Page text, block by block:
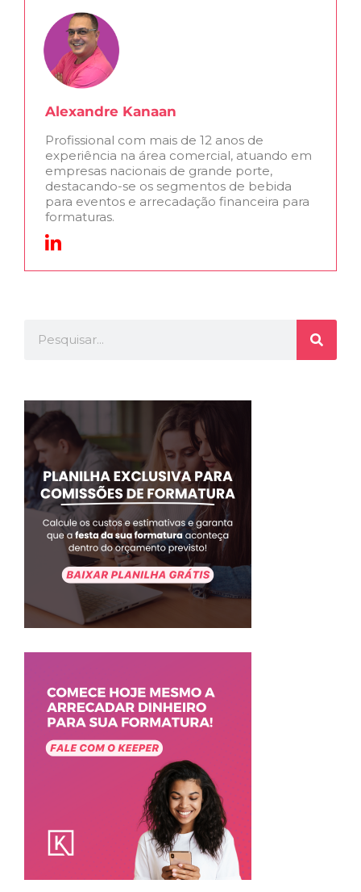
Alexandre Kanaan
Profissional com mais de 12 anos de
experiência na área comercial, atuando em
empresas nacionais de grande porte,
destacando-se os segmentos de bebida
para eventos e arrecadação financeira para
formaturas.